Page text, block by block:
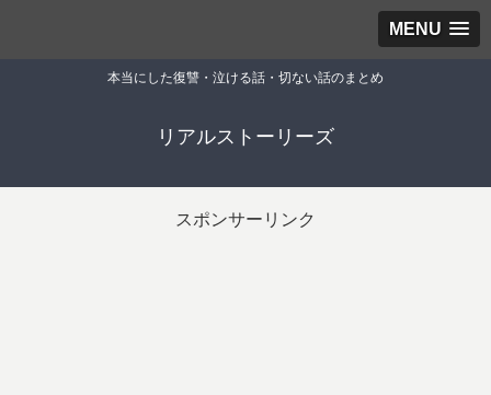
MENU
本当にした復讐・泣ける話・切ない話のまとめ
リアルストーリーズ
スポンサーリンク